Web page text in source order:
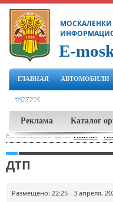
МОСКАЛЕНКИ
E-
ГЛАВНАЯ АВТОМОБИЛИ
ФОРУМ
Реклама Каталог
Вы находитесь здесь:Главная-
ДТП
Размещено: 22:25 - 3 апреля,